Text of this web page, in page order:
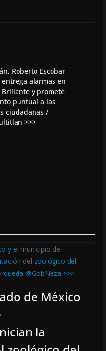
Roberto Escobar
alarmas en
Brillante y promete
puntual a las
ciudadanas /
>>>
de México
la